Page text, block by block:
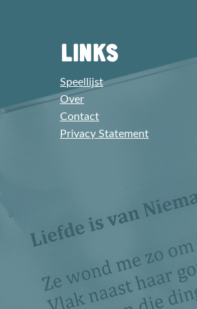
LINKS
Speellijst
Over
Contact
Privacy Statement